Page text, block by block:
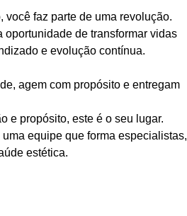
faz parte de uma revolução.
de transformar vidas
e evolução contínua.
agem com propósito e entregam
e propósito, este é o seu lugar.
equipe que forma especialistas,
estética.